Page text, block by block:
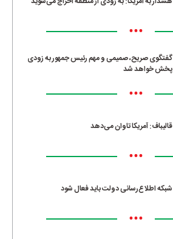
•••
گفتگوی صریح، صمیمی و مهم رئیس جمهور به زودی
پخش خواهد شد
•••
قالیباف: آمریکا تاوان می‌دهد
•••
شبکه اطلاع‌رسانی دولت باید فعال شود
•••